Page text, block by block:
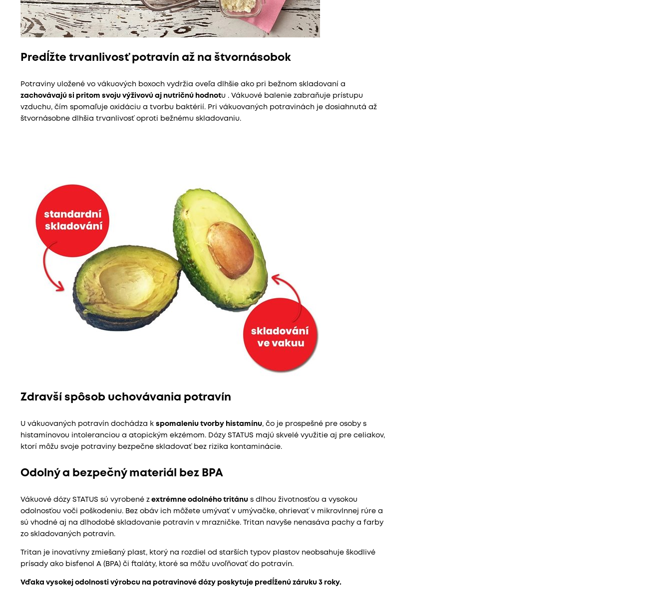
Predĺžte trvanlivosť potravín až na štvornásobok
Potraviny uložené vo vákuových boxoch vydržia oveľa dlhšie ako pri bežnom skladovaní a
zachovávajú si pritom svoju výživovú aj nutričnú hodnotu . Vákuové balenie zabraňuje prístupu
vzduchu, čím spomaľuje oxidáciu a tvorbu baktérií. Pri vákuovaných potravinách je dosiahnutá až
štvornásobne dlhšia trvanlivosť oproti bežnému skladovaniu.
Zdravší spôsob uchovávania potravín
U vákuovaných potravín dochádza k spomaleniu tvorby histamínu, čo je prospešné pre osoby s
histamínovou intoleranciou a atopickým ekzémom. Dózy STATUS majú skvelé využitie aj pre celiakov,
ktorí môžu svoje potraviny bezpečne skladovať bez rizika kontaminácie.
Odolný a bezpečný materiál bez BPA
Vákuové dózy STATUS sú vyrobené zextrémne odolného tritánus dlhou životnosťou a vysokou
odolnosťou voči poškodeniu. Bez obáv ich môžete umývať v umývačke, ohrievať v mikrovlnnej rúre a
sú vhodné aj na dlhodobé skladovanie potravín v mrazničke. Tritan navyše nenasáva pachy a farby
zo skladovaných potravín.
Tritan je inovatívny zmiešaný plast, ktorý na rozdiel od starších typov plastov neobsahuje škodlivé
prísady ako bisfenol A (BPA) či ftaláty, ktoré sa môžu uvoľňovať do potravín.
Vďaka vysokej odolnosti výrobcu na potravinové dózy poskytuje predĺženú záruku 3 roky.